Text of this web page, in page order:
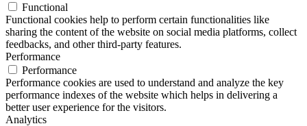
Functional
Functional cookies help to perform certain functionalities like
sharing the content of the website on social media platforms, collect
feedbacks, and other third-party features.
Performance
Performance
Performance cookies are used to understand and analyze the key
performance indexes of the website which helps in delivering a
better user experience for the visitors.
Analytics